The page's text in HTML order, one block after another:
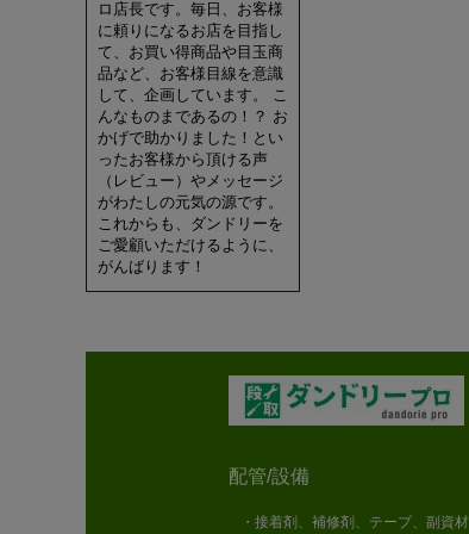
ロ店長です。毎日、お客様
に頼りになるお店を目指し
て、お買い得商品や目玉商
品など、お客様目線を意識
して、企画しています。 こ
んなものまであるの！？ お
かげで助かりました！とい
ったお客様から頂ける声
（レビュー）やメッセージ
がわたしの元気の源です。
これからも、ダンドリーを
ご愛顧いただけるように、
がんばります！
配管/設備
・接着剤、補修剤、テープ、副資材